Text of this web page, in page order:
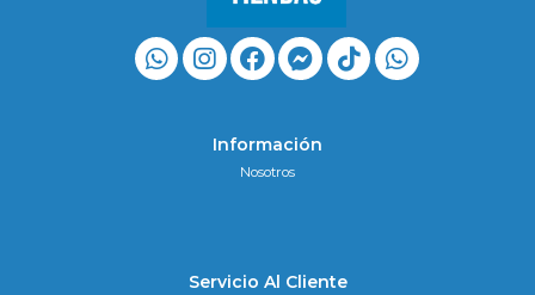
Información
Nosotros
Servicio Al Cliente